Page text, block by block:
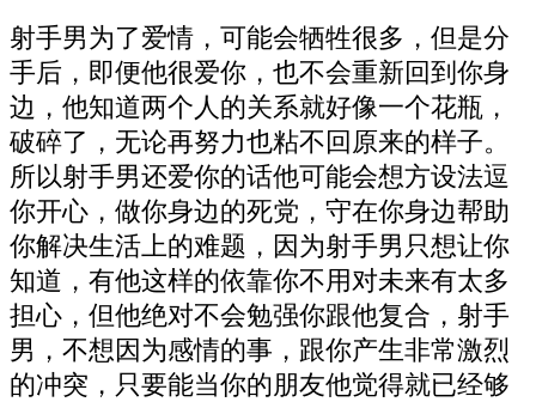
射手男为了爱情，可能会牺牲很多，但是分
手后，即便他很爱你，也不会重新回到你身
边，他知道两个人的关系就好像一个花瓶，
破碎了，无论再努力也粘不回原来的样子。
所以射手男还爱你的话他可能会想方设法逗
你开心，做你身边的死党，守在你身边帮助
你解决生活上的难题，因为射手男只想让你
知道，有他这样的依靠你不用对未来有太多
担心，但他绝对不会勉强你跟他复合，射手
男，不想因为感情的事，跟你产生非常激烈
的冲突，只要能当你的朋友他觉得就已经够